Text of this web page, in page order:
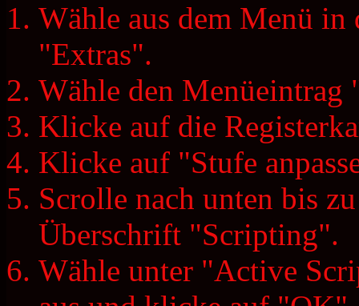
Wähle aus dem Menü
"Extras".
Wähle den
Klicke auf die
Klicke auf "Stufe
Scrolle nach unten bis
Überschrift "Scripting".
Wähle unter "Active